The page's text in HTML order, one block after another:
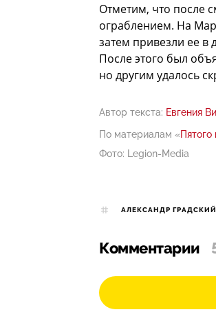
Отметим, что после
ограблением. На
затем привезли ее
После этого был
но другим удалось
Автор текста: Евгения
По материалам «Пятого
Фото: Legion-Media
АЛЕКСАНДР ГРАДСКИЙ
Комментарии